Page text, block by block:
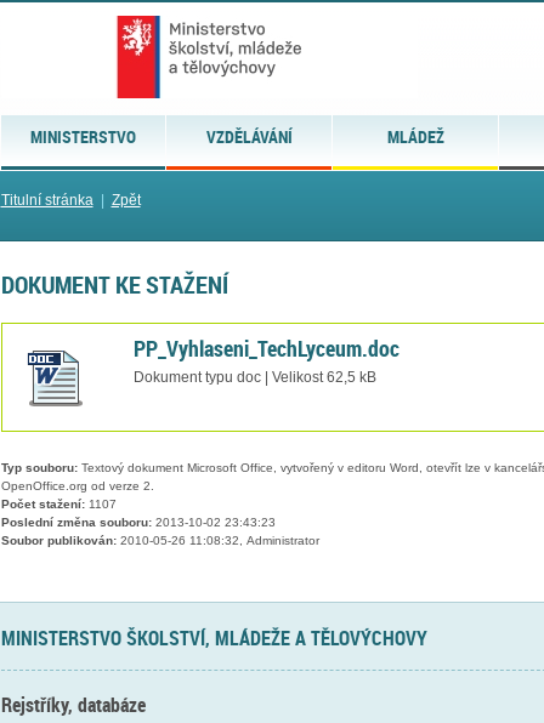
MINISTERSTVO VZDĚLÁVÁNÍ MLÁDEŽ
Titulní stránka| Zpět
DOKUMENT KE STAŽENÍ
PP_Vyhlaseni_TechLyceum.doc
Dokument typu doc | Velikost 62,5 kB
Typ souboru:Textový dokument Microsoft Office, vytvořený v editoru Word, otevřít lze v
OpenOffice.org od verze 2.
Počet stažení:1107
Poslední změna souboru:2013-10-02 23:43:23
Soubor publikován:2010-05-26 11:08:32, Administrator
MINISTERSTVO ŠKOLSTVÍ, MLÁDEŽE A TĚLOVÝCHOVY
Rejstříky, databáze